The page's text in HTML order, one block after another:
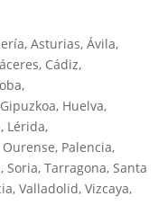
Asturias, Ávila,
Cádiz,
Huelva,
Lérida,
Palencia,
Soria, Tarragona, Santa
Valladolid, Vizcaya,